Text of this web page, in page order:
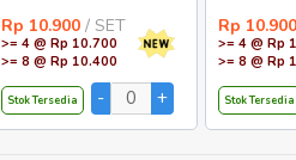
Rp 10.900 / SET
>= 4 @ Rp 10.700
>= 8 @ Rp 10.400
Stok Tersedia
Rp 10.900
>= 4 @ Rp
>= 8 @ Rp
Stok Tersedia